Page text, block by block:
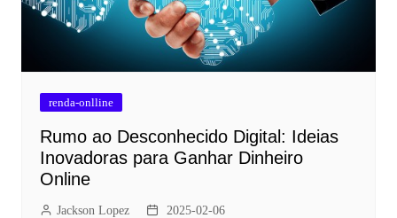
renda-onlline
Rumo ao Desconhecido Digital: Ideias
Inovadoras para Ganhar Dinheiro
Online
Jackson Lopez 2025-02-06